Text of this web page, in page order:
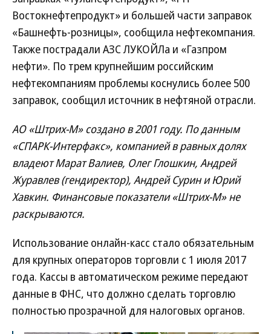
Востокнефтепродукт» и большей части заправок
«Башнефть-розницы», сообщила нефтекомпания.
Также пострадали АЗС ЛУКОЙЛа и «Газпром
нефти». По трем крупнейшим российским
нефтекомпаниям проблемы коснулись более 500
заправок, сообщил источник в нефтяной отрасли.
АО «Штрих-М» создано в 2001 году. По данным
«СПАРК-Интерфакс», компанией в равных долях
владеют Марат Валиев, Олег Глошкин, Андрей
Журавлев (гендиректор), Андрей Сурин и Юрий
Хавкин. Финансовые показатели «Штрих-М» не
раскрываются.
Использование онлайн-касс стало обязательным
для крупных операторов торговли с 1 июля 2017
года. Кассы в автоматическом режиме передают
данные в ФНС, что должно сделать торговлю
полностью прозрачной для налоговых органов.